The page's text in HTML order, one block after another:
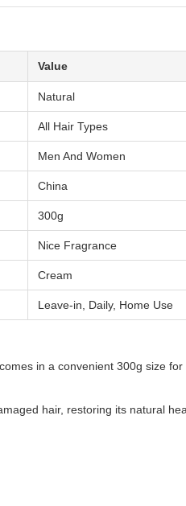
Value
Natural
All Hair Types
Men And Women
China
300g
Nice Fragrance
Cream
Leave-in, Daily, Home Use
in a convenient 300g size
hair, restoring its natural